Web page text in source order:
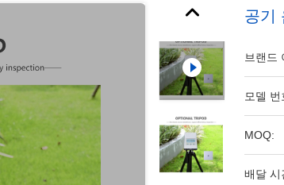
공기
브랜드
모델 번
MOQ:
배달 시